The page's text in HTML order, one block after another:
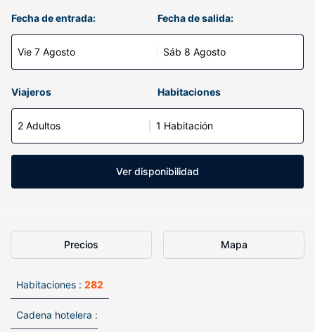
Fecha de entrada:
Vie 7 Agosto
Fecha de salida:
Sáb 8 Agosto
Viajeros Habitaciones
2 Adultos 1 Habitación
Ver disponibilidad
Precios Mapa
Habitaciones : 282
Cadena hotelera :